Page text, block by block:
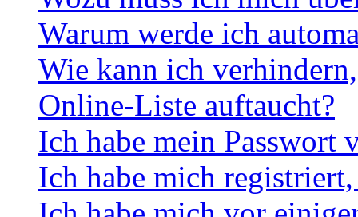
Warum werde ich
Wie kann ich
Online-Liste auftaucht?
Ich habe mein Passwort
Ich habe mich